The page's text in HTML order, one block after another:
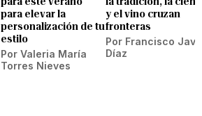
para elevar la
personalización de tu
estilo
Por Valeria María
Torres Nieves
y el vino cruzan
fronteras
Por Francisco
Díaz